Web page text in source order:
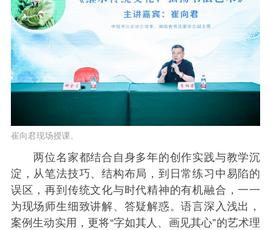
崔向君现场授课。
两位名家都结合自身多年的创作实践与教学沉
淀，从笔法技巧、结构布局，到日常练习中易陷的
误区，再到传统文化与时代精神的有机融合，一一
为现场师生细致讲解、答疑解惑。语言深入浅出，
案例生动实用，更将“字如其人、画见其心”的艺术理